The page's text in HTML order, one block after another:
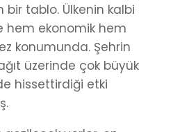
bir tablo. Ülkenin kalbi
hem ekonomik hem
konumunda. Şehrin
üzerinde çok büyük
hissettirdiği etki